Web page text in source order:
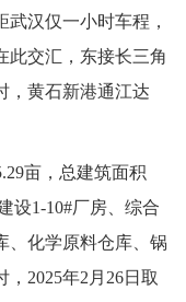
汉仅一小时车程，
此交汇，东接长三角
，黄石新港通江达
亩，总建筑面积
设1-10#厂房、综合
、化学原料仓库、锅
2025年2月26日取